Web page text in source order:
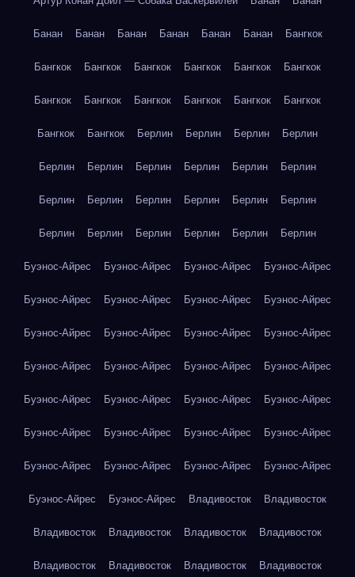
Банан Банан Банан Банан Банан Банан Бангкок
Бангкок Бангкок Бангкок Бангкок Бангкок Бангкок
Бангкок Бангкок Бангкок Бангкок Бангкок Бангкок
Бангкок Бангкок Берлин Берлин Берлин Берлин
Берлин Берлин Берлин Берлин Берлин Берлин
Берлин Берлин Берлин Берлин Берлин Берлин
Берлин Берлин Берлин Берлин Берлин Берлин
Буэнос-Айрес Буэнос-Айрес Буэнос-Айрес Буэнос-Айрес
Буэнос-Айрес Буэнос-Айрес Буэнос-Айрес Буэнос-Айрес
Буэнос-Айрес Буэнос-Айрес Буэнос-Айрес Буэнос-Айрес
Буэнос-Айрес Буэнос-Айрес Буэнос-Айрес Буэнос-Айрес
Буэнос-Айрес Буэнос-Айрес Буэнос-Айрес Буэнос-Айрес
Буэнос-Айрес Буэнос-Айрес Буэнос-Айрес Буэнос-Айрес
Буэнос-Айрес Буэнос-Айрес Буэнос-Айрес Буэнос-Айрес
Буэнос-Айрес Буэнос-Айрес Владивосток Владивосток
Владивосток Владивосток Владивосток Владивосток
Владивосток Владивосток Владивосток Владивосток